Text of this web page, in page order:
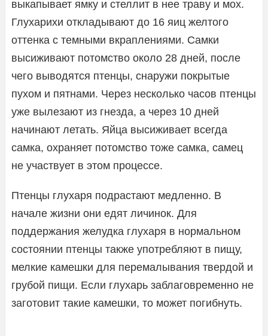
выкапывает ямку и стеллит в нее траву и мох.
Глухарихи откладывают до 16 яиц желтого
оттенка с темными вкраплениями. Самки
высиживают потомство около 28 дней, после
чего выводятся птенцы, снаружи покрытые
пухом и пятнами. Через несколько часов птенцы
уже вылезают из гнезда, а через 10 дней
начинают летать. Яйца высиживает всегда
самка, охраняет потомство тоже самка, самец
не участвует в этом процессе.
Птенцы глухаря подрастают медленно. В
начале жизни они едят личинок. Для
поддержания желудка глухаря в нормальном
состоянии птенцы также употребляют в пищу,
мелкие камешки для перемалывания твердой и
грубой пищи. Если глухарь заблаговременно не
заготовит такие камешки, то может погибнуть.